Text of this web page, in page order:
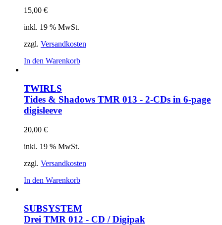
15,00 €
inkl. 19 % MwSt.
zzgl. Versandkosten
In den Warenkorb
TWIRLS
Tides & Shadows TMR 013 - 2-CDs in 6-page
digisleeve
20,00 €
inkl. 19 % MwSt.
zzgl. Versandkosten
In den Warenkorb
SUBSYSTEM
Drei TMR 012 - CD / Digipak